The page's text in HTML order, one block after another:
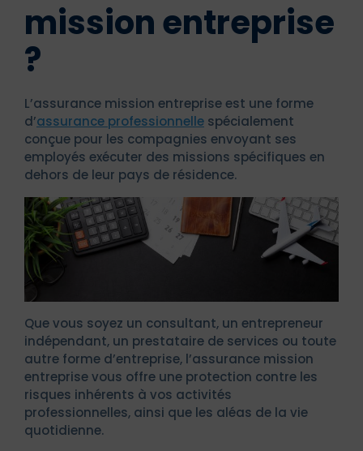
mission entreprise
?
L’assurance mission entreprise est une forme
d’assurance professionnelle spécialement
conçue pour les compagnies envoyant ses
employés exécuter des missions spécifiques en
dehors de leur pays de résidence.
Que vous soyez un consultant, un entrepreneur
indépendant, un prestataire de services ou toute
autre forme d’entreprise, l’assurance mission
entreprise vous offre une protection contre les
risques inhérents à vos activités
professionnelles, ainsi que les aléas de la vie
quotidienne.